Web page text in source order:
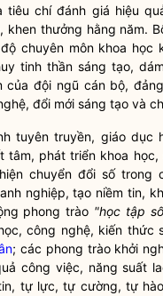
tiêu chí đánh giá hiệu
khen thưởng hằng năm.
chuyên môn khoa học
tinh thần sáng tạo,
của đội ngũ cán bộ,
đổi mới sáng tạo và
tuyên truyền, giáo dục
tâm, phát triển khoa
chuyển đổi số trong
nghiệp, tạo niềm tin,
phong trào "học tập
công nghệ, kiến thức
; các phong trào khởi
công việc, năng suất
tự lực, tự cường, tự hào